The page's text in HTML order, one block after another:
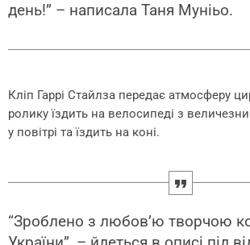
день!” – написала Таня Муніьо.
Кліп Гаррі Стайлза передає атмосферу
ролику їздить на велосипеді з
у повітрі та їздить на коні.
“Зроблено з любов’ю творчою